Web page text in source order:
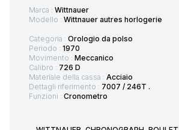
Marca : Wittnauer
Modello : Wittnauer autres horlogerie
Categoria : Orologio da polso
Periodo : 1970
Movimento : Meccanico
Calibro : 726 D
Materiale della cassa : Acciaio
Dettagli riferimento : 7007 / 246T .
Funzioni : Cronometro